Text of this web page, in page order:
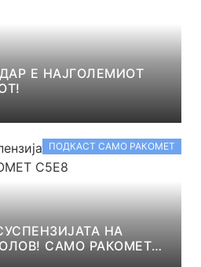
Е НАЈГОЛЕМИОТ
ПОДКАСТ САМО РАКОМЕТ
НА
САМО РАКОМЕТ